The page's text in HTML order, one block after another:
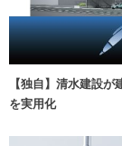
【独自】清水建設
を実用化